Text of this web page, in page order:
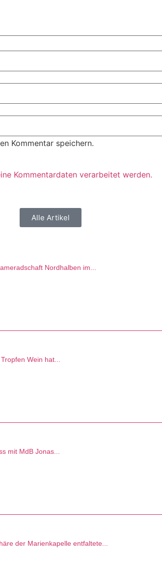
Kommentar speichern.
Kommentardaten verarbeitet werden.
Alle Artikel
Nordhalben im...
Wein hat...
mit MdB Jonas...
der Marienkapelle entfaltete...